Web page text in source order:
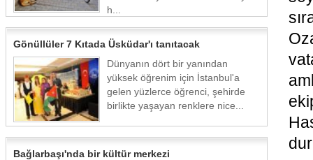
h...
Gönüllüler 7 Kıtada Üsküdar'ı tanıtacak
Dünyanın dört bir yanından
yüksek öğrenim için İstanbul'a
gelen yüzlerce öğrenci, şehirde
birlikte yaşayan renklere nice...
Bağlarbaşı'nda bir kültür merkezi